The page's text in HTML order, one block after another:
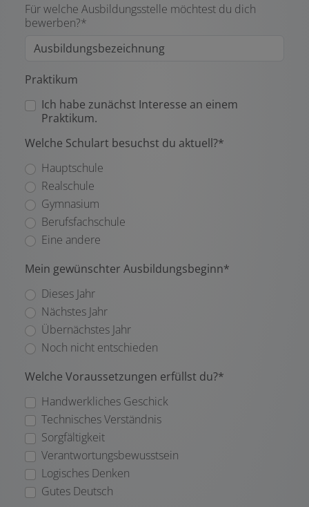
Für welche Ausbildungsstelle möchtest du dich
bewerben?*
Praktikum
Ich habe zunächst Interesse an einem
Praktikum.
Welche Schulart besuchst du aktuell?*
Hauptschule
Realschule
Gymnasium
Berufsfachschule
Eine andere
Mein gewünschter Ausbildungsbeginn*
Dieses Jahr
Nächstes Jahr
Übernächstes Jahr
Noch nicht entschieden
Welche Voraussetzungen erfüllst du?*
Handwerkliches Geschick
Technisches Verständnis
Sorgfältigkeit
Verantwortungsbewusstsein
Logisches Denken
Gutes Deutsch